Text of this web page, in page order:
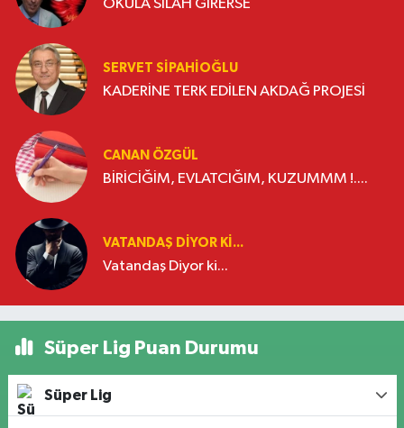
OKULA SİLAH GİRERSE
SERVET SİPAHİOĞLU
KADERİNE TERK EDİLEN AKDAĞ PROJESİ
CANAN ÖZGÜL
BİRİCİĞİM, EVLATCIĞIM, KUZUMMM !....
VATANDAŞ DIYOR KI...
Vatandaş Diyor ki...
Süper Lig Puan Durumu
Süper Lig